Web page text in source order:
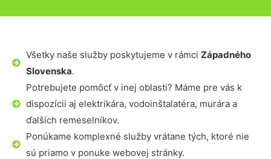
Všetky naše služby poskytujeme v rámci Západného
Slovenska.
Potrebujete pomôcť v inej oblasti? Máme pre vás k
dispozícii aj elektrikára, vodoinštalatéra, murára a
ďalších remeselníkov.
Ponúkame komplexné služby vrátane tých, ktoré nie
sú priamo v ponuke webovej stránky.